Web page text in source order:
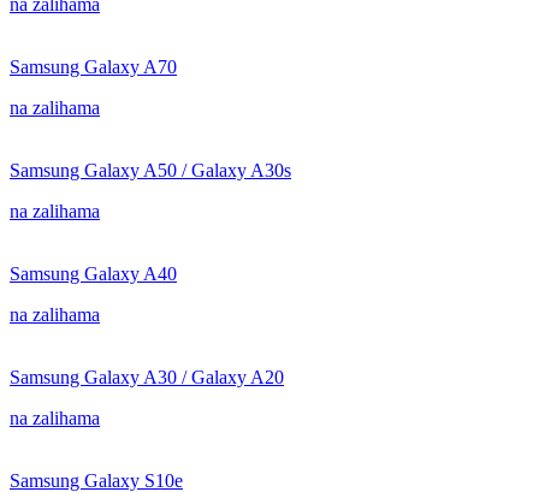
na zalihama
Samsung Galaxy A70
na zalihama
Samsung Galaxy A50 / Galaxy A30s
na zalihama
Samsung Galaxy A40
na zalihama
Samsung Galaxy A30 / Galaxy A20
na zalihama
Samsung Galaxy S10e